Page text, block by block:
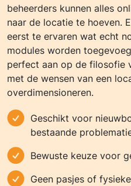
beheerders kunnen alles
naar de locatie te hoeven.
eerst te ervaren wat echt
modules worden
perfect aan op de filosofie
met de wensen van een
overdimensioneren.
Geschikt voor
bestaande
Bewuste keuze voor
Geen pasjes of